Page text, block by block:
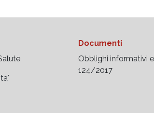
Documenti
Obblighi informativi
124/2017